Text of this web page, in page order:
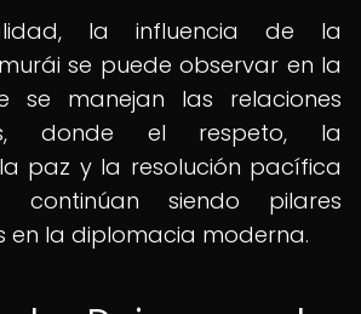
la influencia de la
se puede observar en la
se manejan las relaciones
donde el respeto, la
paz y la resolución pacífica
continúan siendo pilares
en la diplomacia moderna.